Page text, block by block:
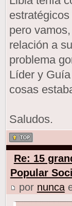
pero
relación a
problema
Líder y
cosas
Saludos.
Re: 15
Popular
por nunca